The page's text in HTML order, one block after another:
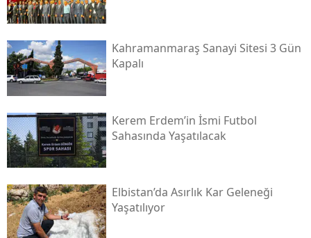
Kahramanmaraş Sanayi Sitesi 3 Gün
Kapalı
Kerem Erdem’in İsmi Futbol
Sahasında Yaşatılacak
Elbistan’da Asırlık Kar Geleneği
Yaşatılıyor